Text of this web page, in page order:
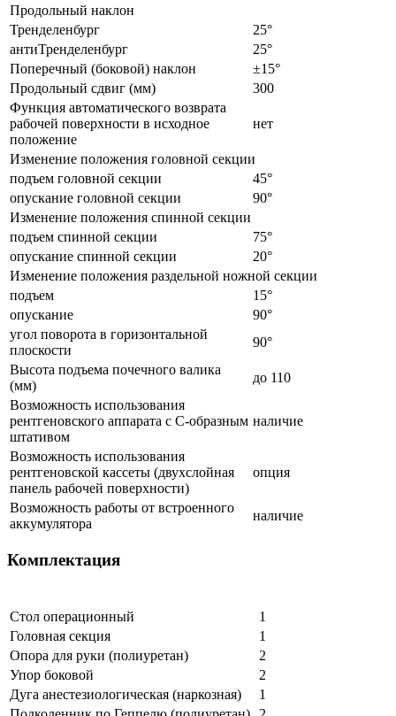
Продольный наклон
Тренделенбург
25°
антиТренделенбург
25°
Поперечный (боковой) наклон
±15°
Продольный сдвиг (мм)
300
Функция автоматического возврата
рабочей поверхности в исходное
положение
нет
Изменение положения головной секции
подъем головной секции
45°
опускание головной секции
90°
Изменение положения спинной секции
подъем спинной секции
75°
опускание спинной секции
20°
Изменение положения раздельной ножной секции
подъем
15°
опускание
90°
угол поворота в горизонтальной
плоскости
90°
Высота подъема почечного валика
(мм)
до 110
Возможность использования
рентгеновского аппарата с С-образным
штативом
наличие
Возможность использования
рентгеновской кассеты (двухслойная
панель рабочей поверхности)
опция
Возможность работы от встроенного
аккумулятора
наличие
Комплектация
Стол операционный
1
Головная секция
1
Опора для руки (полиуретан)
2
Упор боковой
2
Дуга анестезиологическая (наркозная)
1